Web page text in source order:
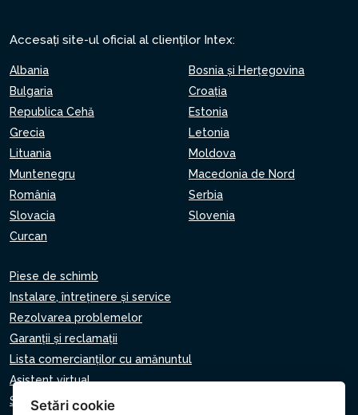
Accesați site-ul oficial al clienților Intex:
Albania
Bosnia și Herțegovina
Bulgaria
Croaţia
Republica Cehă
Estonia
Grecia
Letonia
Lituania
Moldova
Muntenegru
Macedonia de Nord
România
Serbia
Slovacia
Slovenia
Curcan
Piese de schimb
Instalare, întreținere și service
Rezolvarea problemelor
Garanții și reclamații
Lista comercianților cu amănuntul
Asistent virtual
Scrie-ne
Setări cookie